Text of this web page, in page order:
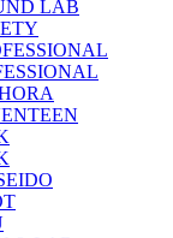
LAB